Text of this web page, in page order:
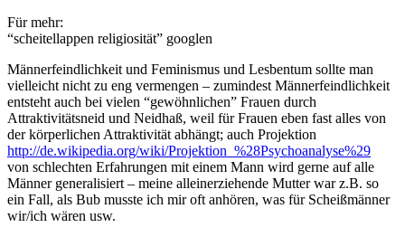
Für mehr:
“scheitellappen religiosität” googlen
Männerfeindlichkeit und Feminismus und Lesbentum sollte man
vielleicht nicht zu eng vermengen – zumindest Männerfeindlichkeit
entsteht auch bei vielen “gewöhnlichen” Frauen durch
Attraktivitätsneid und Neidhaß, weil für Frauen eben fast alles von
der körperlichen Attraktivität abhängt; auch Projektion
http://de.wikipedia.org/wiki/Projektion_%28Psychoanalyse%29
von schlechten Erfahrungen mit einem Mann wird gerne auf alle
Männer generalisiert – meine alleinerziehende Mutter war z.B. so
ein Fall, als Bub musste ich mir oft anhören, was für Scheißmänner
wir/ich wären usw.